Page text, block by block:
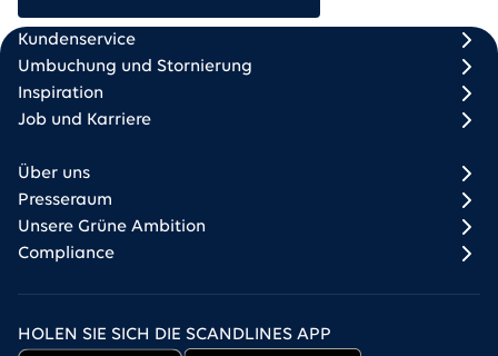
Scandlines
Footer column 1
Kundenservice
Umbuchung und Stornierung
Inspiration
Job und Karriere
Footer column 2
Über uns
Presseraum
Unsere Grüne Ambition
Compliance
HOLEN SIE SICH DIE SCANDLINES APP